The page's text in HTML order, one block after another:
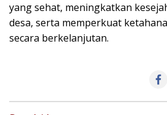
yang sehat, meningkatkan
desa, serta memperkuat
secara berkelanjutan.